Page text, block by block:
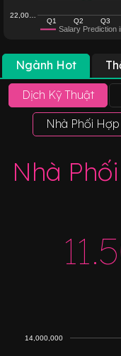
Salary Prediction
Q1 Q2 Q3
22,00…
Ngành Hot
Dịch Kỹ Thuật
Nhà Phối Hợp
Nhà
14,000,000